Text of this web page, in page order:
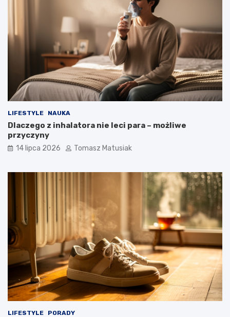
LIFESTYLE NAUKA
Dlaczego z inhalatora nie leci para – możliwe
przyczyny
14 lipca 2026 Tomasz Matusiak
LIFESTYLE PORADY